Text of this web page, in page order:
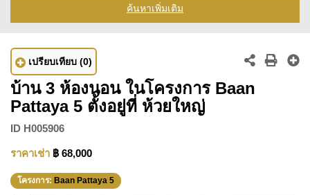
ค้นหาเพิ่มเติม
เปรียบเทียบ (0)
บ้าน 3 ห้องนอน ในโครงการ Baan
Pattaya 5 ตั้งอยู่ที่ ห้วยใหญ่
ID H005906
ราคาเช่า ฿ 68,000
โครงการ: Baan Pattaya 5